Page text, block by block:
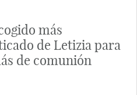
más
de Letizia para
de comunión